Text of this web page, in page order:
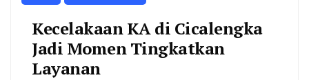
Kecelakaan KA di Cicalengka
Jadi Momen Tingkatkan
Layanan